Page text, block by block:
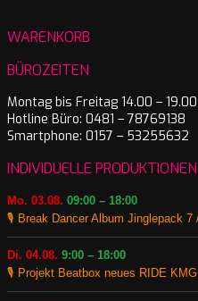
WARENKORB
BÜROZEITEN
Montag bis Freitag 14.00 –
Hotline Büro: 0481 – 78769138
Smartphone: 0157 – 53255632
INDIVIDUELLE PRODUKTIONEN
Mo. 03.08. 09:00 – 18:00
🎙️ Break Dancer Album Jinglepack 7
Di. 04.08. 9:00 – 18:00
🎙️ Projekt Beatbox neues RIDE KMG